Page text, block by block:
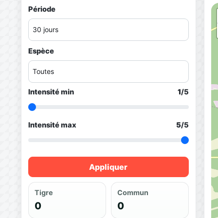
Période
Espèce
Intensité min 1/5
Intensité max 5/5
Appliquer
Tigre
0
Commun
0